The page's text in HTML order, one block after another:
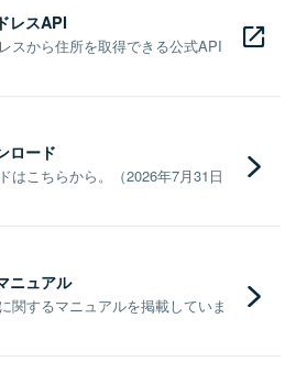
レスAPI
スから住所を取得できる公式API
ロード
はこちらから。（2026年7月31日
ニュアル
関するマニュアルを掲載していま